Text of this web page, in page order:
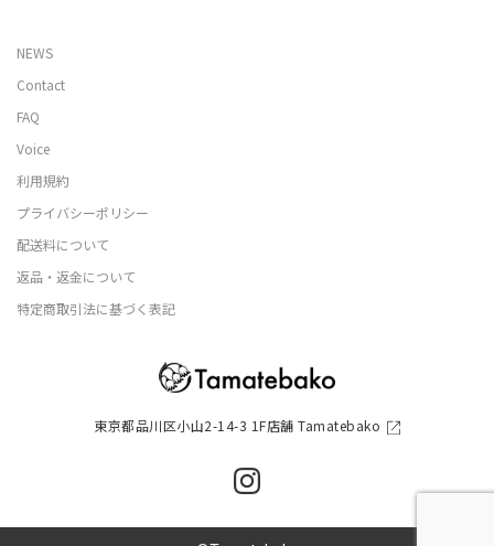
東京都品川区小山2-14-3 1F店舗 Tamatebako
NEWS
Contact
FAQ
Voice
利用規約
プライバシーポリシー
配送料について
返品・返金について
特定商取引法に基づく表記